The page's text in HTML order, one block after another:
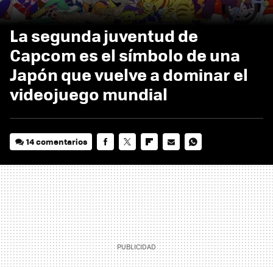
La segunda juventud de
Capcom es el símbolo de una
Japón que vuelve a dominar el
videojuego mundial
14 comentarios
MAIL